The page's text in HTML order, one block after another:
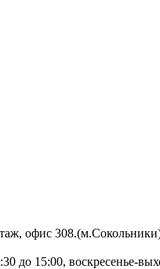
офис
до 15:00, воскресенье-